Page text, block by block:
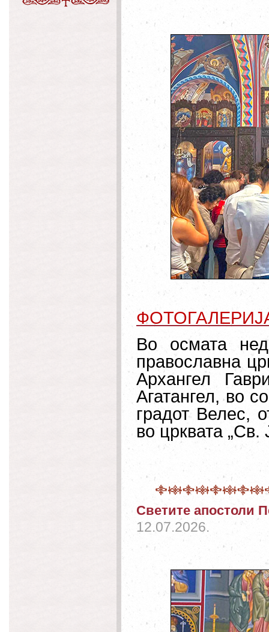
Во осмата
православна
Архангел
Агатангел, во
градот Велес,
во црквата „Св.
Светите апостоли
12.07.2026.